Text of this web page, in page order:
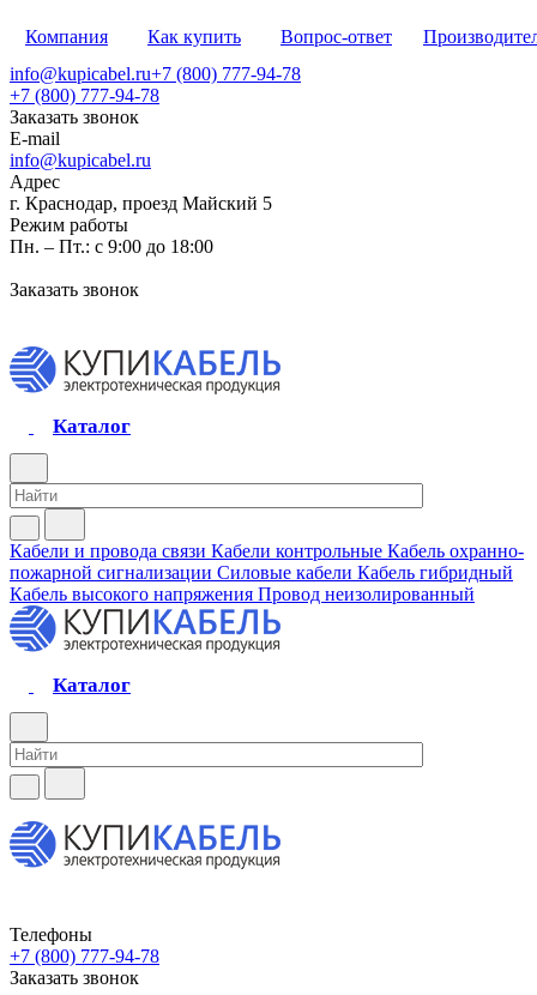
Компания Как купить Вопрос-ответ
info@kupicabel.ru+7 (800) 777-94-78
+7 (800) 777-94-78
Заказать звонок
E-mail
info@kupicabel.ru
Адрес
г. Краснодар, проезд Майский 5
Режим работы
Пн. – Пт.: с 9:00 до 18:00
Заказать звонок
Каталог
Кабели и провода связи Кабели контрольные Кабель охранно-
пожарной сигнализации Силовые кабели Кабель гибридный
Кабель высокого напряжения Провод неизолированный
Каталог
Телефоны
+7 (800) 777-94-78
Заказать звонок